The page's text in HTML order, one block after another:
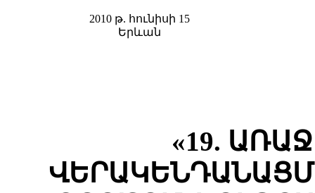
2010 թ. հունիսի 15
Երևան
«19.